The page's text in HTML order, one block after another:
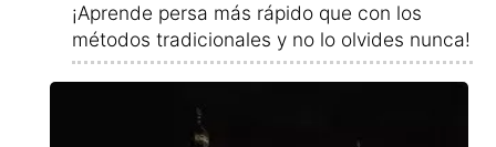
¡Aprende persa más rápido que con los
métodos tradicionales y no lo olvides nunca!